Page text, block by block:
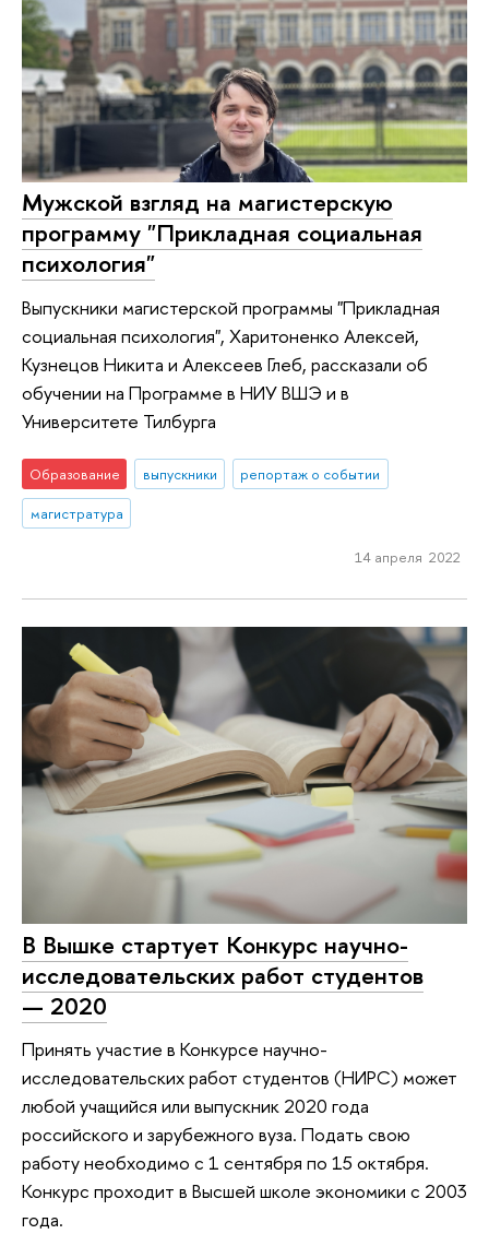
Мужской взгляд на магистерскую
программу "Прикладная социальная
психология"
Выпускники магистерской программы "Прикладная
социальная психология", Харитоненко Алексей,
Кузнецов Никита и Алексеев Глеб, рассказали об
обучении на Программе в НИУ ВШЭ и в
Университете Тилбурга
Образование выпускники
репортаж о событии
магистратура
14 апреля 2022
В Вышке стартует Конкурс научно-
исследовательских работ студентов
— 2020
Принять участие в Конкурсе научно-
исследовательских работ студентов (НИРС) может
любой учащийся или выпускник 2020 года
российского и зарубежного вуза. Подать свою
работу необходимо с 1 сентября по 15 октября.
Конкурс проходит в Высшей школе экономики с 2003
года.